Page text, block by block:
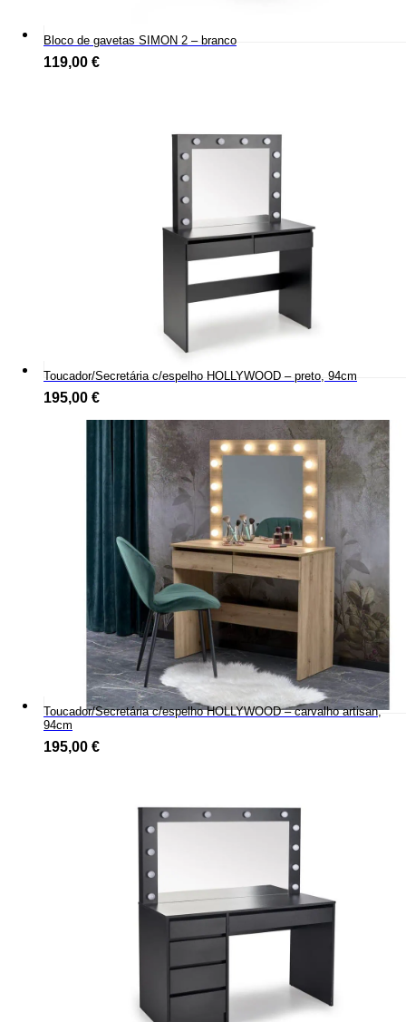
Bloco de gavetas SIMON 2 – branco
119,00 €
Toucador/Secretária c/espelho HOLLYWOOD – preto, 94cm
195,00 €
Toucador/Secretária c/espelho HOLLYWOOD – carvalho artisan,
94cm
195,00 €